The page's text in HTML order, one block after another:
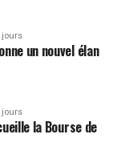
jours
un nouvel élan
jours
la Bourse de